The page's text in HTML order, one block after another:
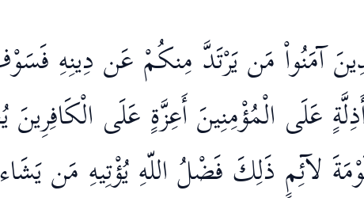
آمَنُواْ مَن يَرْتَدَّ مِنكُمْ عَن دِينِهِ
عَلَى الْمُؤْمِنِينَ أَعِزَّةٍ عَلَى
لآئِمٍ ذَلِكَ فَضْلُ اللّهِ يُؤْتِيهِ مَن